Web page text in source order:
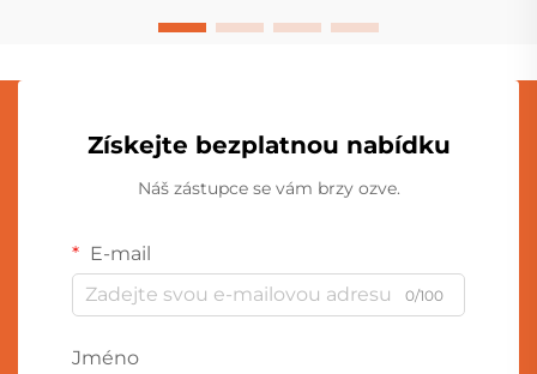
Získejte bezplatnou nabídku
Náš zástupce se vám brzy ozve.
E-mail
0/100
Jméno